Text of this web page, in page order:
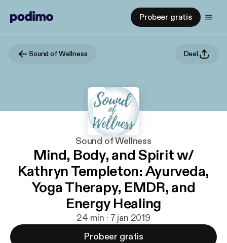
Probeer gratis
Sound of Wellness Deel
Sound of Wellness
Mind, Body, and Spirit w/
Kathryn Templeton: Ayurveda,
Yoga Therapy, EMDR, and
Energy Healing
24 min · 7 jan 2019
Probeer gratis